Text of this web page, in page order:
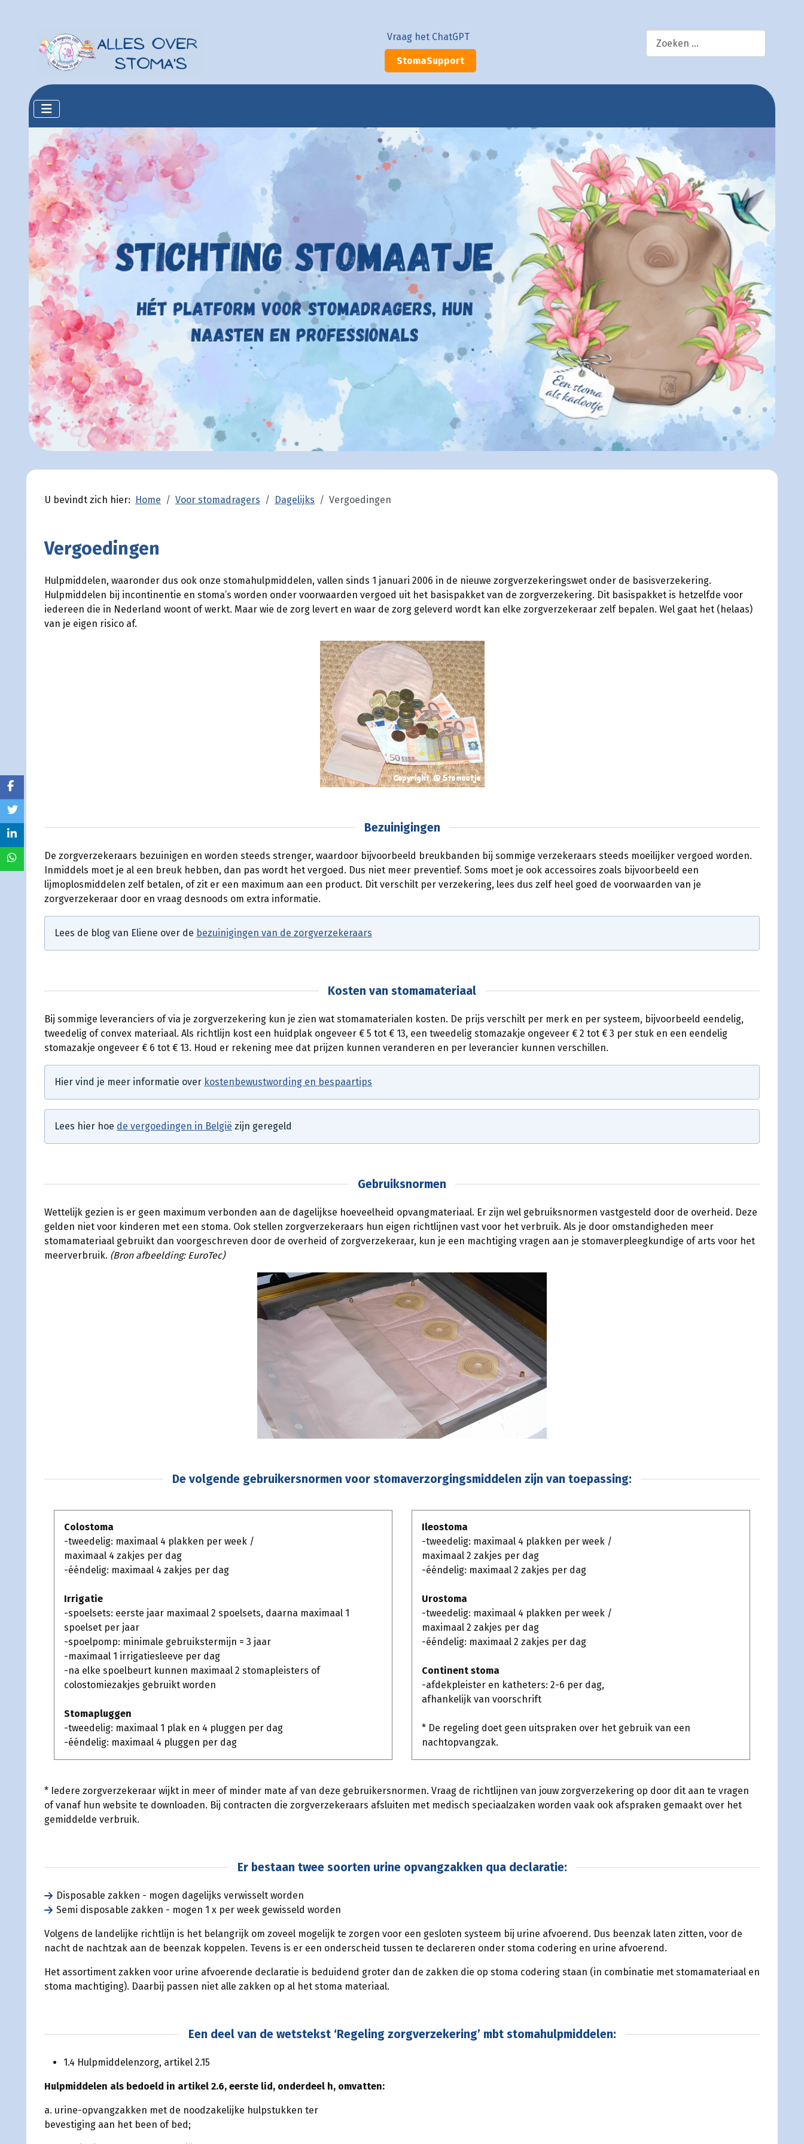
Vraag het ChatGPT
StomaSupport
U bevindt zich hier: Home Voor stomadragers Dagelijks Vergoedingen
Vergoedingen
Hulpmiddelen, waaronder dus ook onze stomahulpmiddelen, vallen sinds 1 januari 2006 in de nieuwe zorgverzekeringswet onder de basisverzekering.
Hulpmiddelen bij incontinentie en stoma’s worden onder voorwaarden vergoed uit het basispakket van de zorgverzekering. Dit basispakket is hetzelfde voor
iedereen die in Nederland woont of werkt. Maar wie de zorg levert en waar de zorg geleverd wordt kan elke zorgverzekeraar zelf bepalen. Wel gaat het (helaas)
van je eigen risico af.
Bezuinigingen
De zorgverzekeraars bezuinigen en worden steeds strenger, waardoor bijvoorbeeld breukbanden bij sommige verzekeraars steeds moeilijker vergoed worden.
Inmiddels moet je al een breuk hebben, dan pas wordt het vergoed. Dus niet meer preventief. Soms moet je ook accessoires zoals bijvoorbeeld een
lijmoplosmiddelen zelf betalen, of zit er een maximum aan een product. Dit verschilt per verzekering, lees dus zelf heel goed de voorwaarden van je
zorgverzekeraar door en vraag desnoods om extra informatie.
Lees de blog van Eliene over de bezuinigingen van de zorgverzekeraars
Kosten van stomamateriaal
Bij sommige leveranciers of via je zorgverzekering kun je zien wat stomamaterialen kosten. De prijs verschilt per merk en per systeem, bijvoorbeeld eendelig,
tweedelig of convex materiaal. Als richtlijn kost een huidplak ongeveer € 5 tot € 13, een tweedelig stomazakje ongeveer € 2 tot € 3 per stuk en een eendelig
stomazakje ongeveer € 6 tot € 13. Houd er rekening mee dat prijzen kunnen veranderen en per leverancier kunnen verschillen.
Hier vind je meer informatie over kostenbewustwording en bespaartips
Lees hier hoe de vergoedingen in België zijn geregeld
Gebruiksnormen
Wettelijk gezien is er geen maximum verbonden aan de dagelijkse hoeveelheid opvangmateriaal. Er zijn wel gebruiksnormen vastgesteld door de overheid. Deze
gelden niet voor kinderen met een stoma. Ook stellen zorgverzekeraars hun eigen richtlijnen vast voor het verbruik. Als je door omstandigheden meer
stomamateriaal gebruikt dan voorgeschreven door de overheid of zorgverzekeraar, kun je een machtiging vragen aan je stomaverpleegkundige of arts voor het
meerverbruik. (Bron afbeelding: EuroTec)
De volgende gebruikersnormen voor stomaverzorgingsmiddelen zijn van toepassing:
Colostoma
-tweedelig: maximaal 4 plakken per week /
maximaal 4 zakjes per dag
-ééndelig: maximaal 4 zakjes per dag
Irrigatie
-spoelsets: eerste jaar maximaal 2 spoelsets, daarna maximaal 1
spoelset per jaar
-spoelpomp: minimale gebruikstermijn = 3 jaar
-maximaal 1 irrigatiesleeve per dag
-na elke spoelbeurt kunnen maximaal 2 stomapleisters of
colostomiezakjes gebruikt worden
Stomapluggen
-tweedelig: maximaal 1 plak en 4 pluggen per dag
-ééndelig: maximaal 4 pluggen per dag
Ileostoma
-tweedelig: maximaal 4 plakken per week /
maximaal 2 zakjes per dag
-ééndelig: maximaal 2 zakjes per dag
Urostoma
-tweedelig: maximaal 4 plakken per week /
maximaal 2 zakjes per dag
-ééndelig: maximaal 2 zakjes per dag
Continent stoma
-afdekpleister en katheters: 2-6 per dag,
afhankelijk van voorschrift
* De regeling doet geen uitspraken over het gebruik van een
nachtopvangzak.
* Iedere zorgverzekeraar wijkt in meer of minder mate af van deze gebruikersnormen. Vraag de richtlijnen van jouw zorgverzekering op door dit aan te vragen
of vanaf hun website te downloaden. Bij contracten die zorgverzekeraars afsluiten met medisch speciaalzaken worden vaak ook afspraken gemaakt over het
gemiddelde verbruik.
Er bestaan twee soorten urine opvangzakken qua declaratie:
Disposable zakken - mogen dagelijks verwisselt worden
Semi disposable zakken - mogen 1 x per week gewisseld worden
Volgens de landelijke richtlijn is het belangrijk om zoveel mogelijk te zorgen voor een gesloten systeem bij urine afvoerend. Dus beenzak laten zitten, voor de
nacht de nachtzak aan de beenzak koppelen. Tevens is er een onderscheid tussen te declareren onder stoma codering en urine afvoerend.
Het assortiment zakken voor urine afvoerende declaratie is beduidend groter dan de zakken die op stoma codering staan (in combinatie met stomamateriaal en
stoma machtiging). Daarbij passen niet alle zakken op al het stoma materiaal.
Een deel van de wetstekst ‘Regeling zorgverzekering’ mbt stomahulpmiddelen:
1.4 Hulpmiddelenzorg, artikel 2.15
Hulpmiddelen als bedoeld in artikel 2.6, eerste lid, onderdeel h, omvatten:
a. urine-opvangzakken met de noodzakelijke hulpstukken ter
bevestiging aan het been of bed;